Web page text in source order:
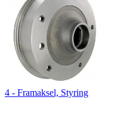
4 - Framaksel, Styring